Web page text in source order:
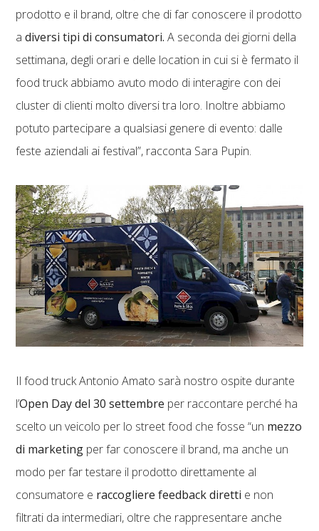
prodotto e il brand, oltre che di far conoscere il prodotto
adiversi tipi di consumatori. A seconda dei giorni della
settimana, degli orari e delle location in cui si è fermato il
food truck abbiamo avuto modo di interagire con dei
cluster di clienti molto diversi tra loro. Inoltre abbiamo
potuto partecipare a qualsiasi genere di evento: dalle
feste aziendali ai festival”, racconta Sara Pupin.
Il food truck Antonio Amato sarà nostro ospite durante
l’Open Day del 30 settembre per raccontare perché ha
scelto un veicolo per lo street food che fosse “un mezzo
di marketing per far conoscere il brand, ma anche un
modo per far testare il prodotto direttamente al
consumatore e raccogliere feedback diretti e non
filtrati da intermediari, oltre che rappresentare anche